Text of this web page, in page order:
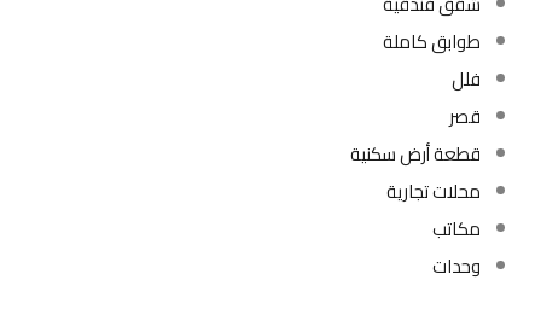
طوابق كاملة
فلل
قصر
قطعة أرض سكنية
محلات تجارية
مكاتب
وحدات